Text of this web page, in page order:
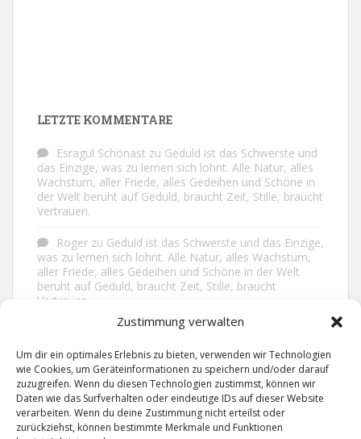
Zustimmung verwalten
Um dir ein optimales Erlebnis zu bieten, verwenden wir Technologien
wie Cookies, um Geräteinformationen zu speichern und/oder darauf
zuzugreifen. Wenn du diesen Technologien zustimmst, können wir
Daten wie das Surfverhalten oder eindeutige IDs auf dieser Website
verarbeiten. Wenn du deine Zustimmung nicht erteilst oder
zurückziehst, können bestimmte Merkmale und Funktionen
LETZTE KOMMENTARE
Esragül Schönast zu Geduld ist das Schwerste und
das Einzige, was zu lernen sich lohnt. Alle Natur, alles
Wachstum, aller Friede, alles Gedeihen und Schöne in
der Welt beruht auf Geduld, braucht Zeit, Stille, braucht
Vertrauen.
Roger zu Geduld ist das Schwerste und das Einzige,
was zu lernen sich lohnt. Alle Natur, alles Wachstum,
aller Friede, alles Gedeihen und Schöne in der Welt
beruht auf Geduld, braucht Zeit, Stille, braucht
Vertrauen.
Nichts in unserem Leben
geschieht ohne Grund. Der Rest ist Zufall.
GridzuMan lebt ruhiger, wenn man nicht alles
sagt, was man weiß, nicht alles glaubt, was man hört
und über den Rest einfach nur lächelt.